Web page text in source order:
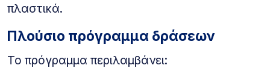
πλαστικά.
Πλούσιο πρόγραμμα δράσεων
Το πρόγραμμα περιλαμβάνει: